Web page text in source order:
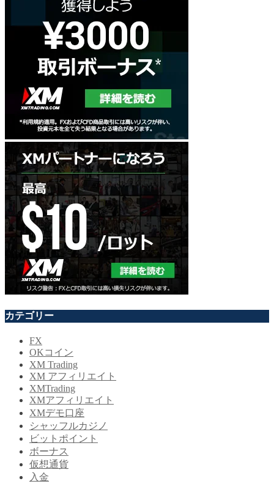
カテゴリー
FX
OKコイン
XM Trading
XM アフィリエイト
XMTrading
XMアフィリエイト
XMデモ口座
シャッフルカジノ
ビットポイント
ボーナス
仮想通貨
入金